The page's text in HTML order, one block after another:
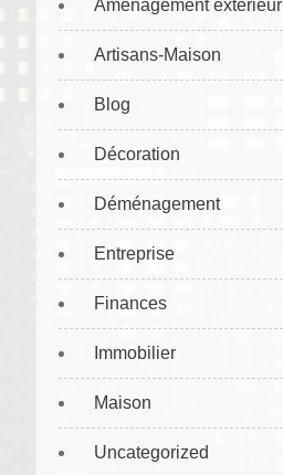
Aménagement extérieur
Artisans-Maison
Blog
Décoration
Déménagement
Entreprise
Finances
Immobilier
Maison
Uncategorized